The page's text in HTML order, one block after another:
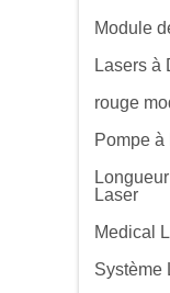
Module
Lasers à
rouge
Pompe
Laser
Medical
Système